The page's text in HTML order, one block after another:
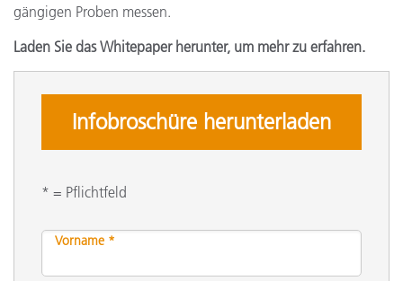
gängigen Proben messen.
Laden Sie das Whitepaper herunter, um mehr zu erfahren.
Infobroschüre herunterladen
* = Pflichtfeld
Vorname *